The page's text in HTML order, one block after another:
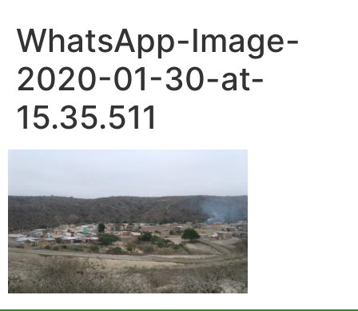
WhatsApp-Image-
2020-01-30-at-
15.35.511